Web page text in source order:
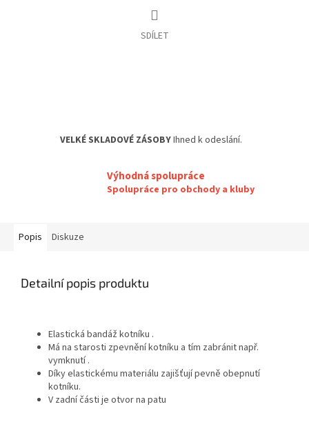
SDÍLET
VELKÉ SKLADOVÉ ZÁSOBYIhned k odeslání.
Výhodná spolupráce
Spolupráce pro obchody a kluby
Popis Diskuze
Detailní popis produktu
Elastická bandáž kotníku .
Má na starosti zpevnění kotníku a tím zabránit např.
vymknutí .
Díky elastickému materiálu zajišťují pevně obepnutí
kotníku.
V zadní části je otvor na patu